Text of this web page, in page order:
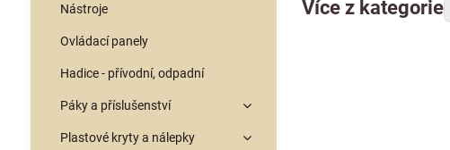
Více z kategorie
Nástroje
Ovládací panely
Hadice - přívodní, odpadní
Páky a příslušenství
Plastové kryty a nálepky